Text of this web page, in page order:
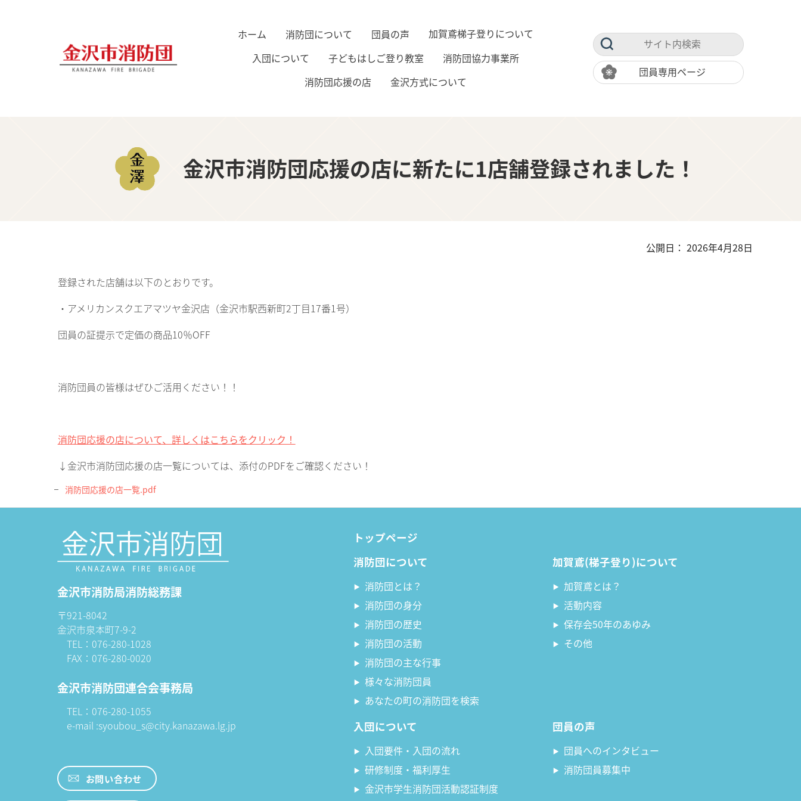
ホーム 消防団について 団員の声
加賀鳶梯子登りについて
入団について
子どもはしご登り教室
消防団協力事業所
消防団応援の店
金沢方式について
団員専用ページ
金沢市消防団応援の店に新たに1店舗登録されました！
公開日： 2026年4月28日
登録された店舗は以下のとおりです。
・アメリカンスクエアマツヤ金沢店（金沢市駅西新町2丁目17番1号）
団員の証提示で定価の商品10％OFF
消防団員の皆様はぜひご活用ください！！
消防団応援の店について、詳しくはこちらをクリック！
↓金沢市消防団応援の店一覧については、添付のPDFをご確認ください！
消防団応援の店一覧.pdf
金沢市消防局消防総務課
〒921-8042
金沢市泉本町7-9-2
TEL：076-280-1028
FAX：076-280-0020
金沢市消防団連合会事務局
TEL：076-280-1055
e-mail :syoubou_s@city.kanazawa.lg.jp
お問い合わせ
トップページ
消防団について
消防団とは？
消防団の身分
消防団の歴史
消防団の活動
消防団の主な行事
様々な消防団員
あなたの町の消防団を検索
加賀鳶(梯子登り)について
加賀鳶とは？
活動内容
保存会50年のあゆみ
その他
入団について
入団要件・入団の流れ
研修制度・福利厚生
金沢市学生消防団活動認証制度
団員の声
団員へのインタビュー
消防団員募集中